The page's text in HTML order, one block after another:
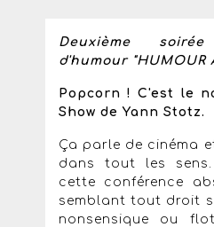
Deuxième
d'humour "HUMOUR
Popcorn ! C'est le
Show de Yann Stotz.
Ça parle de cinéma
dans tout les sens.
cette conférence
semblant tout droit
nonsensique ou